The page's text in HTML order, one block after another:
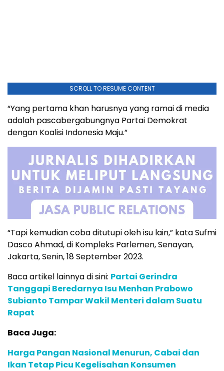
SCROLL TO RESUME CONTENT
“Yang pertama khan harusnya yang ramai di media
adalah pascabergabungnya Partai Demokrat
dengan Koalisi Indonesia Maju.”
“Tapi kemudian coba ditutupi oleh isu lain,” kata Sufmi
Dasco Ahmad, di Kompleks Parlemen, Senayan,
Jakarta, Senin, 18 September 2023.
Baca artikel lainnya di sini: Partai Gerindra
Tanggapi Beredarnya Isu Menhan Prabowo
Subianto Tampar Wakil Menteri dalam Suatu
Rapat
Baca Juga:
Harga Pangan Nasional Menurun, Cabai dan
Ikan Tetap Picu Kegelisahan Konsumen